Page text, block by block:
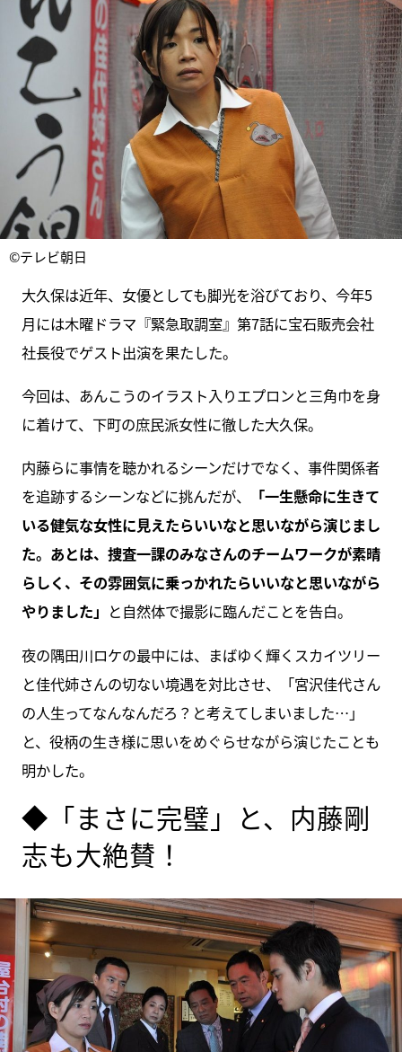
©テレビ朝日
大久保は近年、女優としても脚光を浴びており、今年5
月には木曜ドラマ『緊急取調室』第7話に宝石販売会社
社長役でゲスト出演を果たした。
今回は、あんこうのイラスト入りエプロンと三角巾を身
に着けて、下町の庶民派女性に徹した大久保。
内藤らに事情を聴かれるシーンだけでなく、事件関係者
を追跡するシーンなどに挑んだが、
「一生懸命に生きて
いる健気な女性に見えたらいいなと思いながら演じまし
た。あとは、捜査一課のみなさんのチームワークが素晴
らしく、その雰囲気に乗っかれたらいいなと思いながら
やりました」 と自然体で撮影に臨んだことを告白。
夜の隅田川ロケの最中には、まばゆく輝くスカイツリー
と佳代姉さんの切ない境遇を対比させ、「宮沢佳代さん
の人生ってなんなんだろ？と考えてしまいました…」
と、役柄の生き様に思いをめぐらせながら演じたことも
明かした。
◆「まさに完璧」と、内藤剛
志も大絶賛！